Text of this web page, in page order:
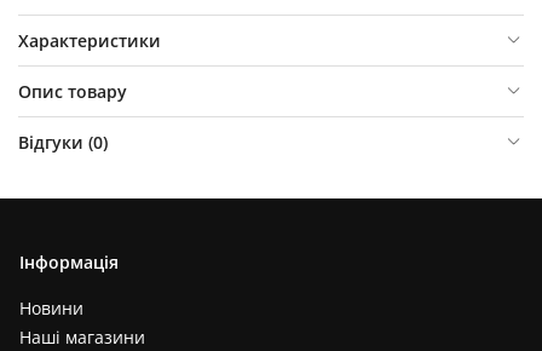
Характеристики
Опис товару
Відгуки (0)
Інформація
Новини
Наші магазини